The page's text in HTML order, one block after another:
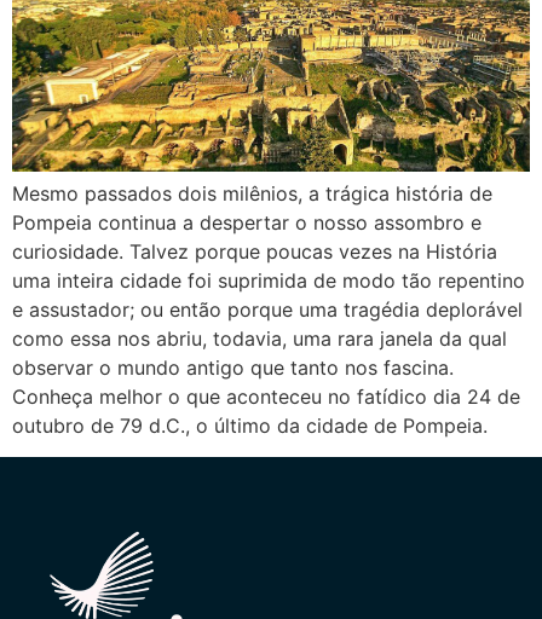
Mesmo passados dois milênios, a trágica história de
Pompeia continua a despertar o nosso assombro e
curiosidade. Talvez porque poucas vezes na História
uma inteira cidade foi suprimida de modo tão repentino
e assustador; ou então porque uma tragédia deplorável
como essa nos abriu, todavia, uma rara janela da qual
observar o mundo antigo que tanto nos fascina.
Conheça melhor o que aconteceu no fatídico dia 24 de
outubro de 79 d.C., o último da cidade de Pompeia.